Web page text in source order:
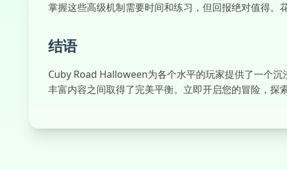
掌握这些高级机制需要时间和练习，但回报绝对值得。
结语
Cuby Road Halloween为各个水平的玩家提供了一个
丰富内容之间取得了完美平衡。立即开启您的冒险，探